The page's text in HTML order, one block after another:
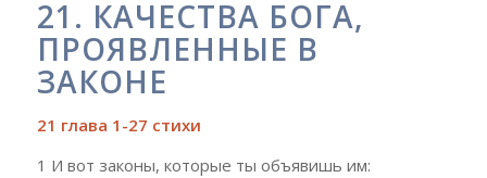
21. КАЧЕСТВА БОГА,
ПРОЯВЛЕННЫЕ В
ЗАКОНЕ
21 глава 1-27 стихи
1 И вот законы, которые ты объявишь им: